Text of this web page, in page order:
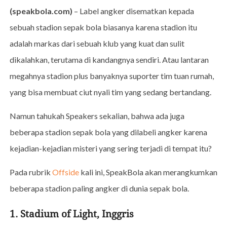
(speakbola.com) – Label angker disematkan kepada
sebuah stadion sepak bola biasanya karena stadion itu
adalah markas dari sebuah klub yang kuat dan sulit
dikalahkan, terutama di kandangnya sendiri. Atau lantaran
megahnya stadion plus banyaknya suporter tim tuan rumah,
yang bisa membuat ciut nyali tim yang sedang bertandang.
Namun tahukah Speakers sekalian, bahwa ada juga
beberapa stadion sepak bola yang dilabeli angker karena
kejadian-kejadian misteri yang sering terjadi di tempat itu?
Pada rubrik Offsidekali ini, SpeakBola akan merangkumkan
beberapa stadion paling angker di dunia sepak bola.
1. Stadium of Light, Inggris